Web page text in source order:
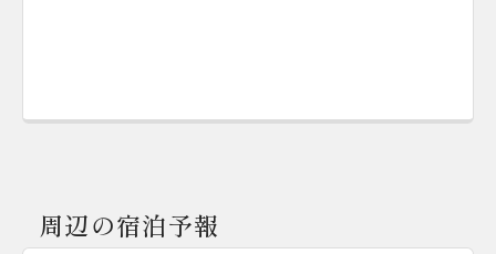
周辺の宿泊予報